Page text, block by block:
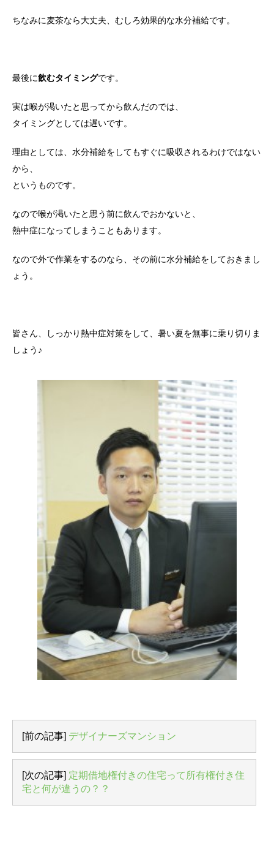
ちなみに麦茶なら大丈夫、むしろ効果的な水分補給です。
最後に飲むタイミングです。
実は喉が渇いたと思ってから飲んだのでは、
タイミングとしては遅いです。
理由としては、水分補給をしてもすぐに吸収されるわけではない
から、
というものです。
なので喉が渇いたと思う前に飲んでおかないと、
熱中症になってしまうこともあります。
なので外で作業をするのなら、その前に水分補給をしておきまし
ょう。
皆さん、しっかり熱中症対策をして、暑い夏を無事に乗り切りま
しょう♪
[前の記事] デザイナーズマンション
[次の記事] 定期借地権付きの住宅って所有権付き住
宅と何が違うの？？